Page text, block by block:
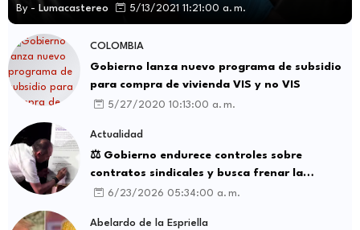
By - Lumacastereo 5/13/2021 11:21:00 a. m.
COLOMBIA
Gobierno lanza nuevo programa de subsidio
para compra de vivienda VIS y no VIS
5/27/2020 10:13:00 a. m.
Actualidad
⚖️ Gobierno endurece controles sobre
contratos sindicales y busca frenar la
intermediación laboral ilegal
6/23/2026 05:34:00 a. m.
Abelardo de la Espriella